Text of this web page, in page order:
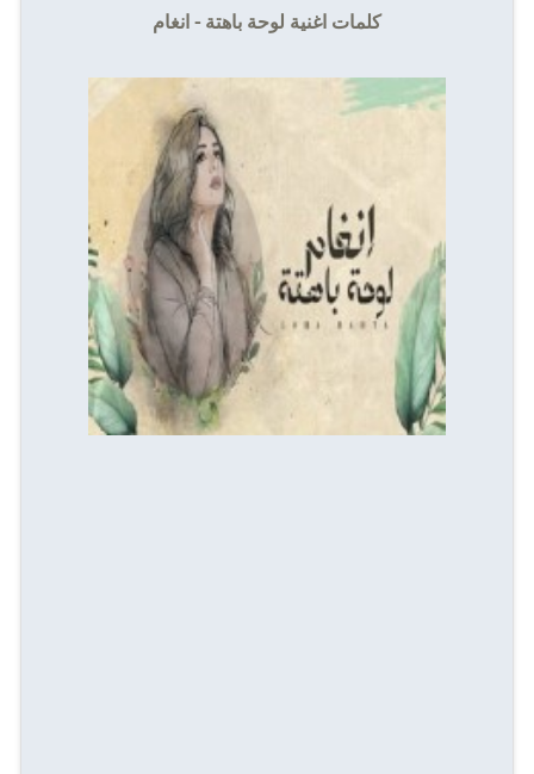
كلمات اغنية لوحة باهتة - انغام